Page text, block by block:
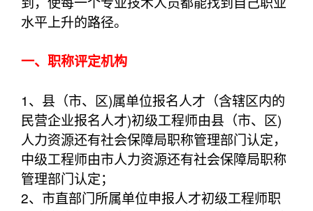
水平上升的路径。
一、职称评定机构
1、县（市、区)属单位报名人才（含辖区内的
民营企业报名人才)初级工程师由县（市、区)
人力资源还有社会保障局职称管理部门认定，
中级工程师由市人力资源还有社会保障局职称
管理部门认定；
2、市直部门所属单位申报人才初级工程师职